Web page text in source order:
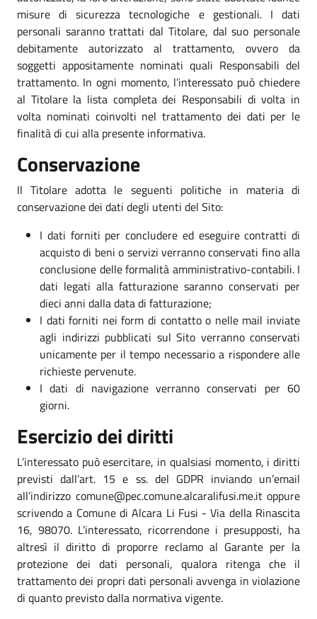
misure di sicurezza tecnologiche e gestionali. I dati
personali saranno trattati dal Titolare, dal suo personale
debitamente autorizzato al trattamento, ovvero da
soggetti appositamente nominati quali Responsabili del
trattamento. In ogni momento, l’interessato può chiedere
al Titolare la lista completa dei Responsabili di volta in
volta nominati coinvolti nel trattamento dei dati per le
finalità di cui alla presente informativa.
Conservazione
Il Titolare adotta le seguenti politiche in materia di
conservazione dei dati degli utenti del Sito:
I dati forniti per concludere ed eseguire contratti di
acquisto di beni o servizi verranno conservati fino alla
conclusione delle formalità amministrativo-contabili. I
dati legati alla fatturazione saranno conservati per
dieci anni dalla data di fatturazione;
I dati forniti nei form di contatto o nelle mail inviate
agli indirizzi pubblicati sul Sito verranno conservati
unicamente per il tempo necessario a rispondere alle
richieste pervenute.
I dati di navigazione verranno conservati per 60
giorni.
Esercizio dei diritti
L’interessato può esercitare, in qualsiasi momento, i diritti
previsti dall’art. 15 e ss. del GDPR inviando un’email
all’indirizzo comune@pec.comune.alcaralifusi.me.it oppure
scrivendo a Comune di Alcara Li Fusi - Via della Rinascita
16, 98070. L’interessato, ricorrendone i presupposti, ha
altresì il diritto di proporre reclamo al Garante per la
protezione dei dati personali, qualora ritenga che il
trattamento dei propri dati personali avvenga in violazione
di quanto previsto dalla normativa vigente.